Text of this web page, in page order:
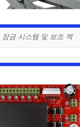
잠금 시스템 및 보조 잭